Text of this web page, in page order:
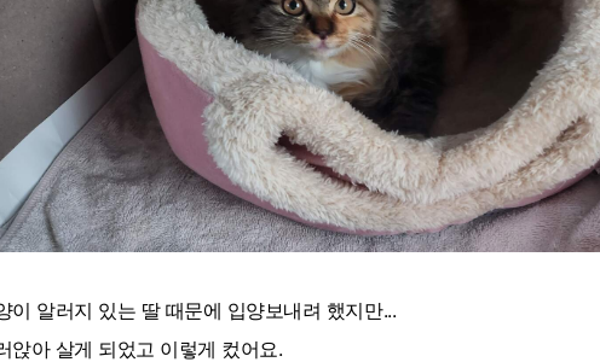
이 알러지 있는 딸 때문에 입양보내려 했지만...
앉아 살게 되었고 이렇게 컸어요.